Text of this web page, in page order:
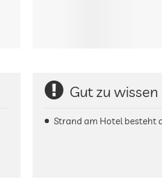
Gut zu wissen
Strand am Hotel besteht